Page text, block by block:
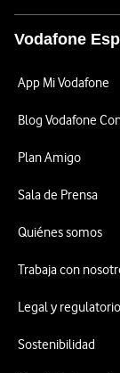
Vodafone
App Mi Vodafone
Blog Vodafone
Plan Amigo
Sala de Prensa
Quiénes somos
Trabaja con
Legal y regulatorio
Sostenibilidad